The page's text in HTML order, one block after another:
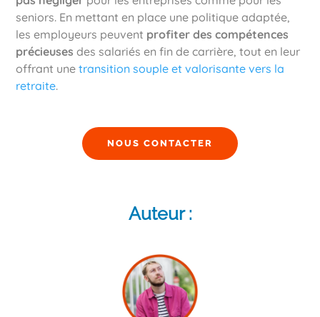
seniors. En mettant en place une politique adaptée,
les employeurs peuvent profiter des compétences
précieuses des salariés en fin de carrière, tout en leur
offrant unetransition souple et valorisante vers la
retraite.
NOUS CONTACTER
Auteur :